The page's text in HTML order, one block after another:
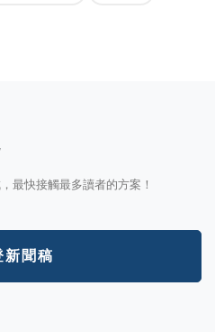
最快接觸最多讀者的方案！
新聞稿